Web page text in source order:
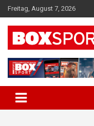
Skip
to
content
Freitag, August 7, 2026
BOXSPORT